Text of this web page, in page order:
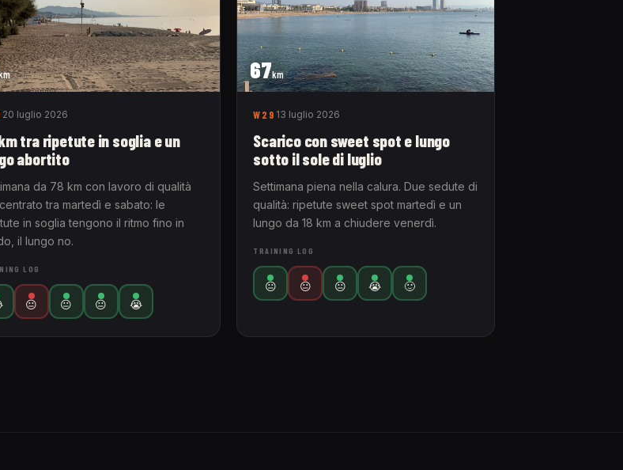
20 luglio 2026
tra ripetute in soglia e un
abortito
da 78 km con lavoro di qualità
tra martedì e sabato: le
in soglia tengono il ritmo fino in
il lungo no.
LOG
😐 😐 😐 😭
67km
W29 13 luglio 2026
Scarico con sweet spot e lungo
sotto il sole di luglio
Settimana piena nella calura. Due sedute di
qualità: ripetute sweet spot martedì e un
lungo da 18 km a chiudere venerdì.
TRAINING LOG
😐 😐 😐 😭 🙂